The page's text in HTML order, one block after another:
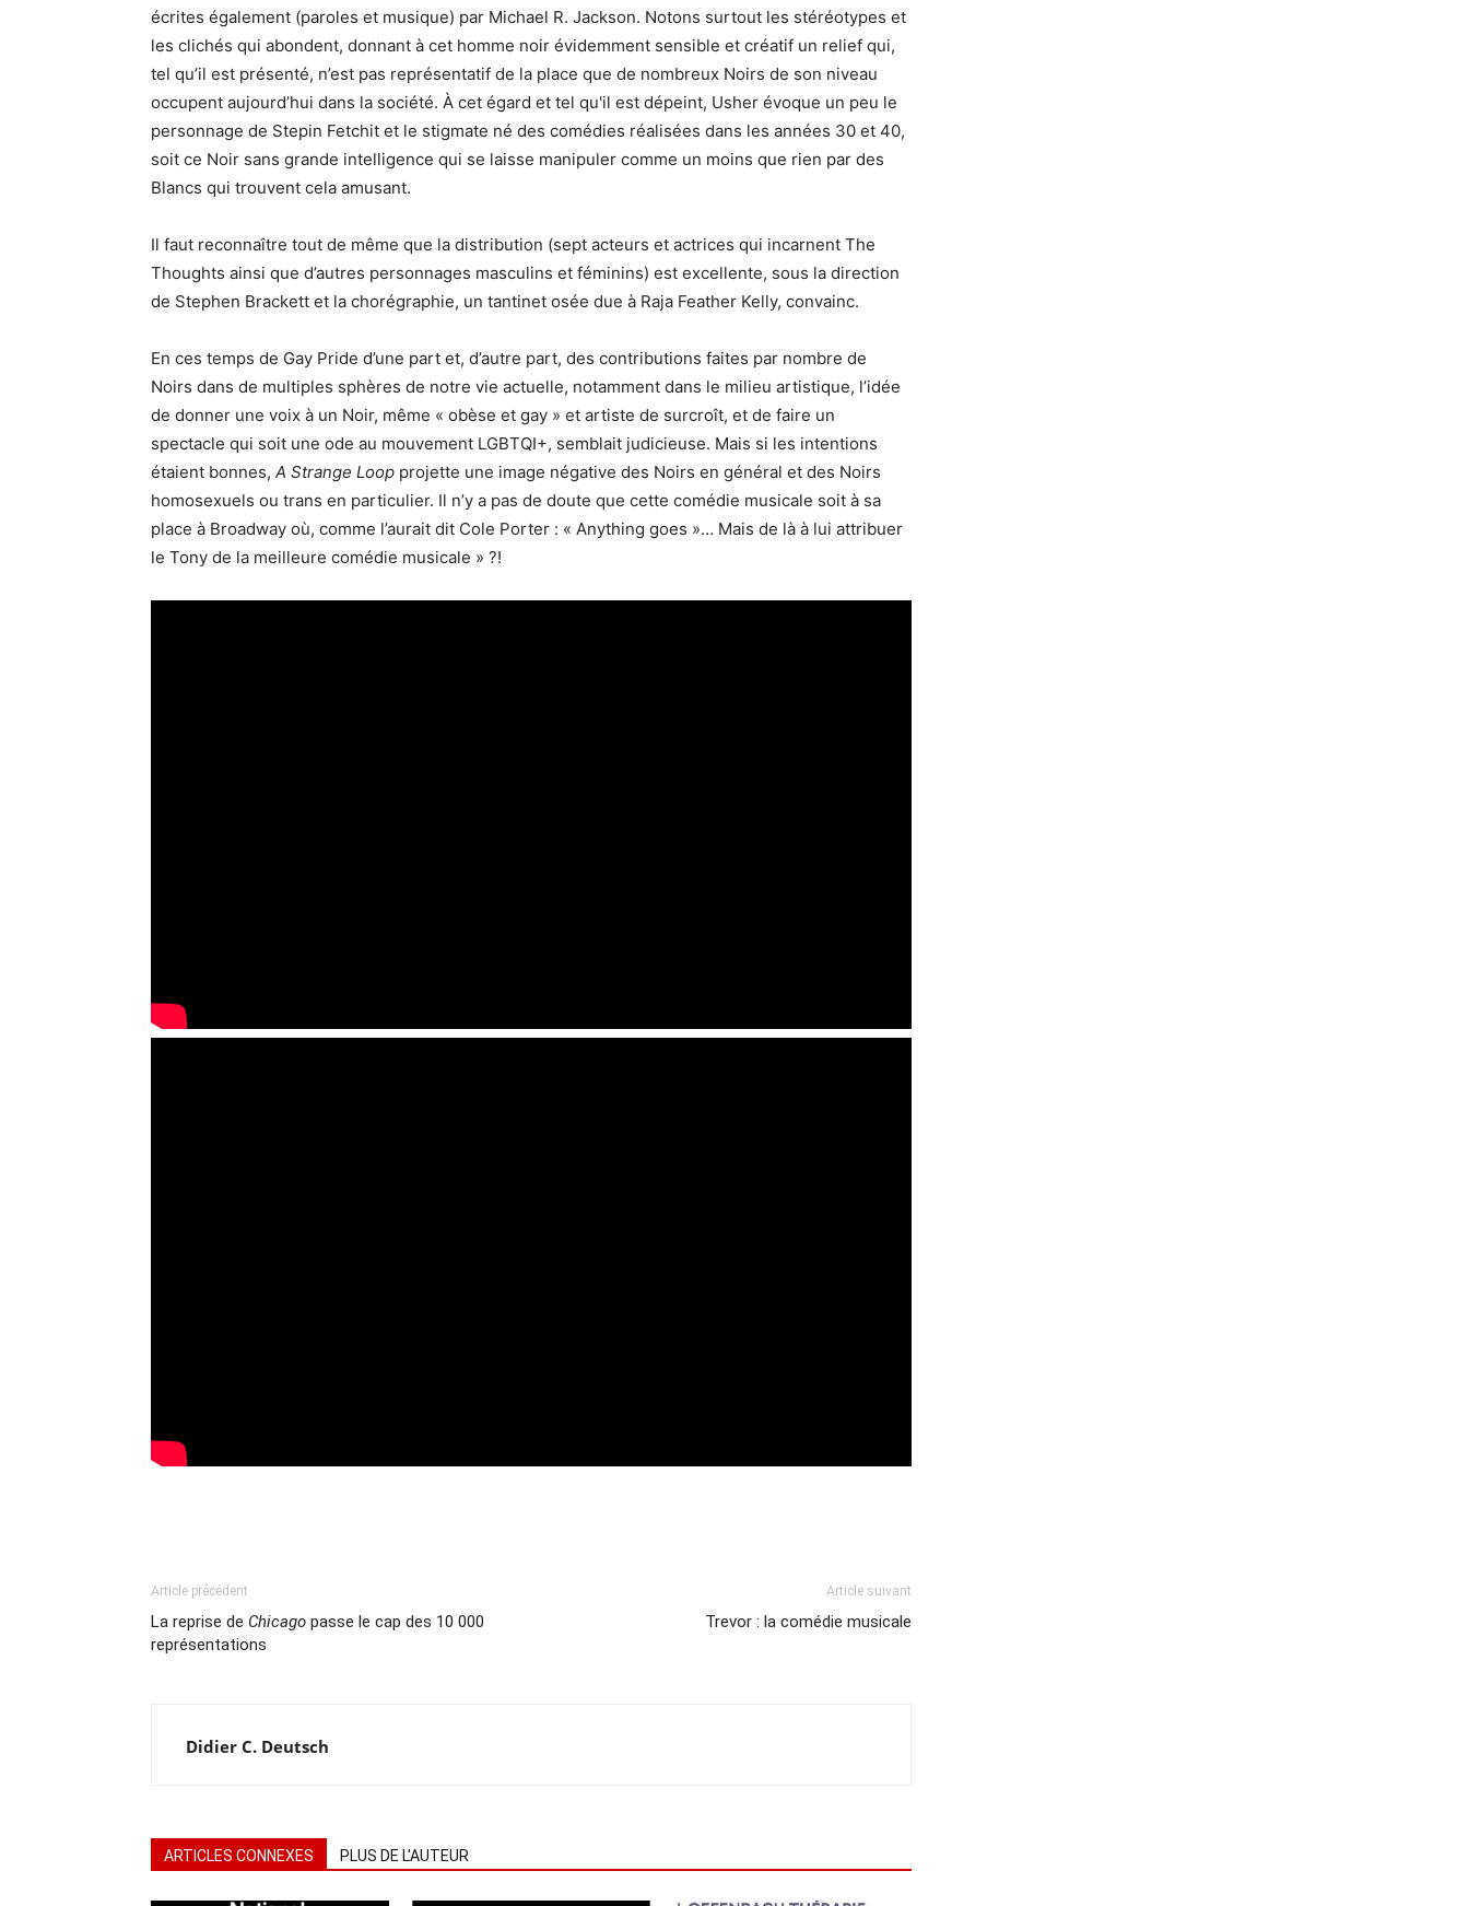
écrites également (paroles et musique) par Michael R. Jackson. Notons surtout les stéréotypes et
les clichés qui abondent, donnant à cet homme noir évidemment sensible et créatif un relief qui,
tel qu’il est présenté, n’est pas représentatif de la place que de nombreux Noirs de son niveau
occupent aujourd’hui dans la société. À cet égard et tel qu'il est dépeint, Usher évoque un peu le
personnage de Stepin Fetchit et le stigmate né des comédies réalisées dans les années 30 et 40,
soit ce Noir sans grande intelligence qui se laisse manipuler comme un moins que rien par des
Blancs qui trouvent cela amusant.
Il faut reconnaître tout de même que la distribution (sept acteurs et actrices qui incarnent The
Thoughts ainsi que d’autres personnages masculins et féminins) est excellente, sous la direction
de Stephen Brackett et la chorégraphie, un tantinet osée due à Raja Feather Kelly, convainc.
En ces temps de Gay Pride d’une part et, d’autre part, des contributions faites par nombre de
Noirs dans de multiples sphères de notre vie actuelle, notamment dans le milieu artistique, l’idée
de donner une voix à un Noir, même « obèse et gay » et artiste de surcroît, et de faire un
spectacle qui soit une ode au mouvement LGBTQI+, semblait judicieuse. Mais si les intentions
étaient bonnes, A Strange Loop projette une image négative des Noirs en général et des Noirs
homosexuels ou trans en particulier. Il n’y a pas de doute que cette comédie musicale soit à sa
place à Broadway où, comme l’aurait dit Cole Porter : « Anything goes »… Mais de là à lui attribuer
le Tony de la meilleure comédie musicale » ?!
Article précédent
La reprise de Chicago passe le cap des 10 000
représentations
Article suivant
Trevor : la comédie musicale
Didier C. Deutsch
ARTICLES CONNEXES PLUS DE L'AUTEUR